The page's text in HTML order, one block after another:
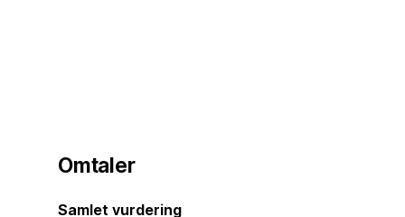
Omtaler
Samlet vurdering